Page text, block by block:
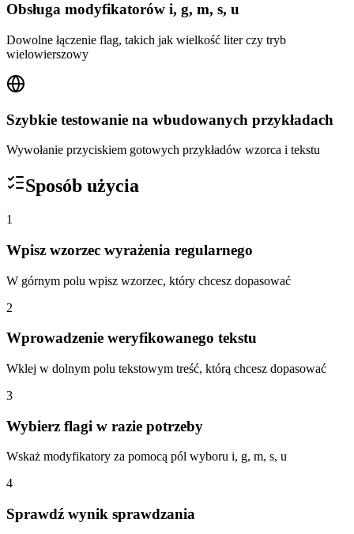
Obsługa modyfikatorów i, g, m, s, u
Dowolne łączenie flag, takich jak wielkość liter czy tryb
wielowierszowy
Szybkie testowanie na wbudowanych przykładach
Wywołanie przyciskiem gotowych przykładów wzorca i tekstu
Sposób użycia
1
Wpisz wzorzec wyrażenia regularnego
W górnym polu wpisz wzorzec, który chcesz dopasować
2
Wprowadzenie weryfikowanego tekstu
Wklej w dolnym polu tekstowym treść, którą chcesz dopasować
3
Wybierz flagi w razie potrzeby
Wskaż modyfikatory za pomocą pól wyboru i, g, m, s, u
4
Sprawdź wynik sprawdzania